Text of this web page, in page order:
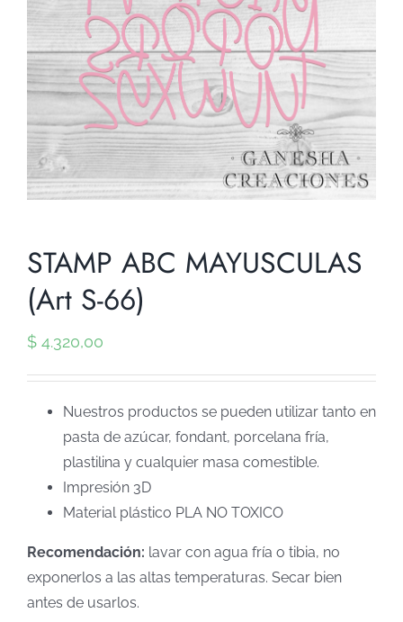
STAMP ABC MAYUSCULAS
(Art S-66)
$ 4.320,00
Nuestros productos se pueden utilizar tanto en
pasta de azúcar, fondant, porcelana fría,
plastilina y cualquier masa comestible.
Impresión 3D
Material plástico PLA NO TOXICO
Recomendación: lavar con agua fría o tibia, no
exponerlos a las altas temperaturas. Secar bien
antes de usarlos.